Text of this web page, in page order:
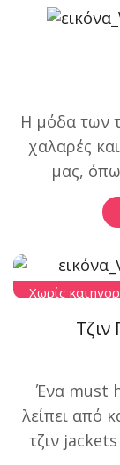
Η μόδα των
χαλαρές
μας,
Χωρίς
Ένα must
λείπει από
τζιν